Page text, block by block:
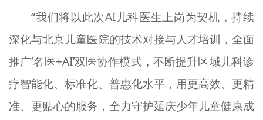
“我们将以此次AI儿科医生上岗为契机，持续
深化与北京儿童医院的技术对接与人才培训，全面
推广‘名医+AI’双医协作模式，不断提升区域儿科诊
疗智能化、标准化、普惠化水平，用更高效、更精
准、更贴心的服务，全力守护延庆少年儿童健康成